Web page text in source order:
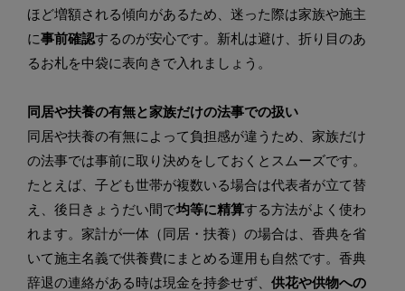
ほど増額される傾向があるため、迷った際は家族や施主
に事前確認するのが安心です。新札は避け、折り目のあ
るお札を中袋に表向きで入れましょう。
同居や扶養の有無と家族だけの法事での扱い
同居や扶養の有無によって負担感が違うため、家族だけ
の法事では事前に取り決めをしておくとスムーズです。
たとえば、子ども世帯が複数いる場合は代表者が立て替
え、後日きょうだい間で均等に精算する方法がよく使わ
れます。家計が一体（同居・扶養）の場合は、香典を省
いて施主名義で供養費にまとめる運用も自然です。香典
辞退の連絡がある時は現金を持参せず、 供花や供物への